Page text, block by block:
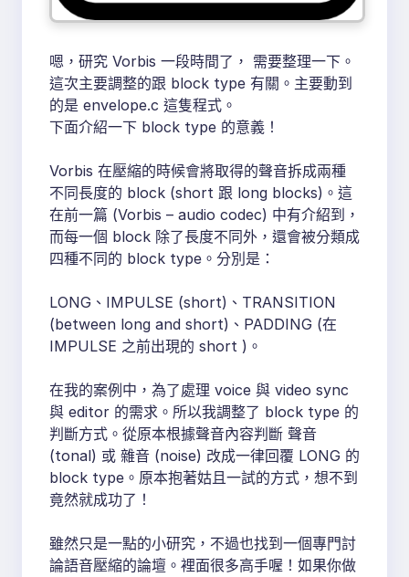
嗯，研究 Vorbis 一段時間了， 需要整理一下。
這次主要調整的跟 block type 有關。主要動到
的是 envelope.c 這隻程式。
下面介紹一下 block type 的意義！
Vorbis 在壓縮的時候會將取得的聲音拆成兩種
不同長度的 block (short 跟 long blocks)。這
在前一篇 (Vorbis – audio codec) 中有介紹到，
而每一個 block 除了長度不同外，還會被分類成
四種不同的 block type。分別是：
LONG、IMPULSE (short)、TRANSITION
(between long and short)、PADDING (在
IMPULSE 之前出現的 short )。
在我的案例中，為了處理 voice 與 video sync
與 editor 的需求。所以我調整了 block type 的
判斷方式。從原本根據聲音內容判斷 聲音
(tonal) 或 雜音 (noise) 改成一律回覆 LONG 的
block type。原本抱著姑且一試的方式，想不到
竟然就成功了！
雖然只是一點的小研究，不過也找到一個專門討
論語音壓縮的論壇。裡面很多高手喔！如果你做